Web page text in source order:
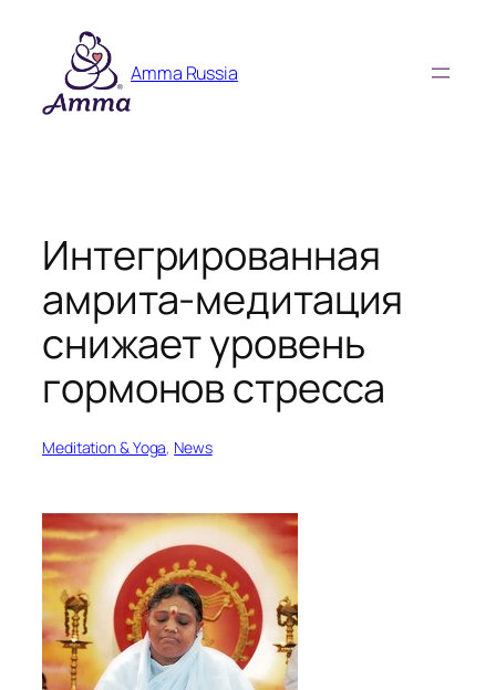
content
Amma Russia
Интегрированная
амрита-медитация
снижает уровень
гормонов стресса
Meditation & Yoga, News